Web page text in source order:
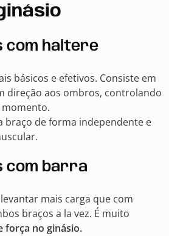
com haltere
básicos e efetivos. Consiste em
direção aos ombros, controlando
braço de forma independente e
com barra
mais carga que com
braços a la vez. É muito
força no ginásio.